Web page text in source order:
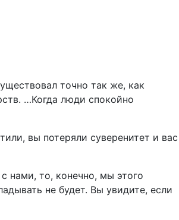
точно так же, как
…Когда люди спокойно
вы потеряли суверенитет и вас
нами, то, конечно, мы этого
не будет. Вы увидите, если